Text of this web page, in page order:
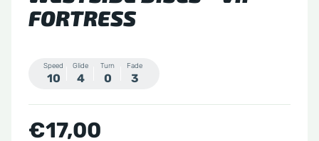
FORTRESS
Speed
10
Glide
4
Turn
0
Fade
3
€17,00